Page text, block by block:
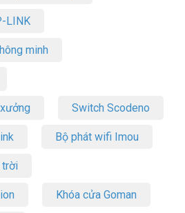
LINK
minh
Switch Scodeno
Bộ phát wifi Imou
trời
Khóa cửa Goman